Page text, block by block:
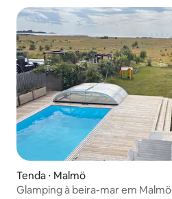
Tenda ⋅ Malmö
Glamping à beira-mar em Malmö